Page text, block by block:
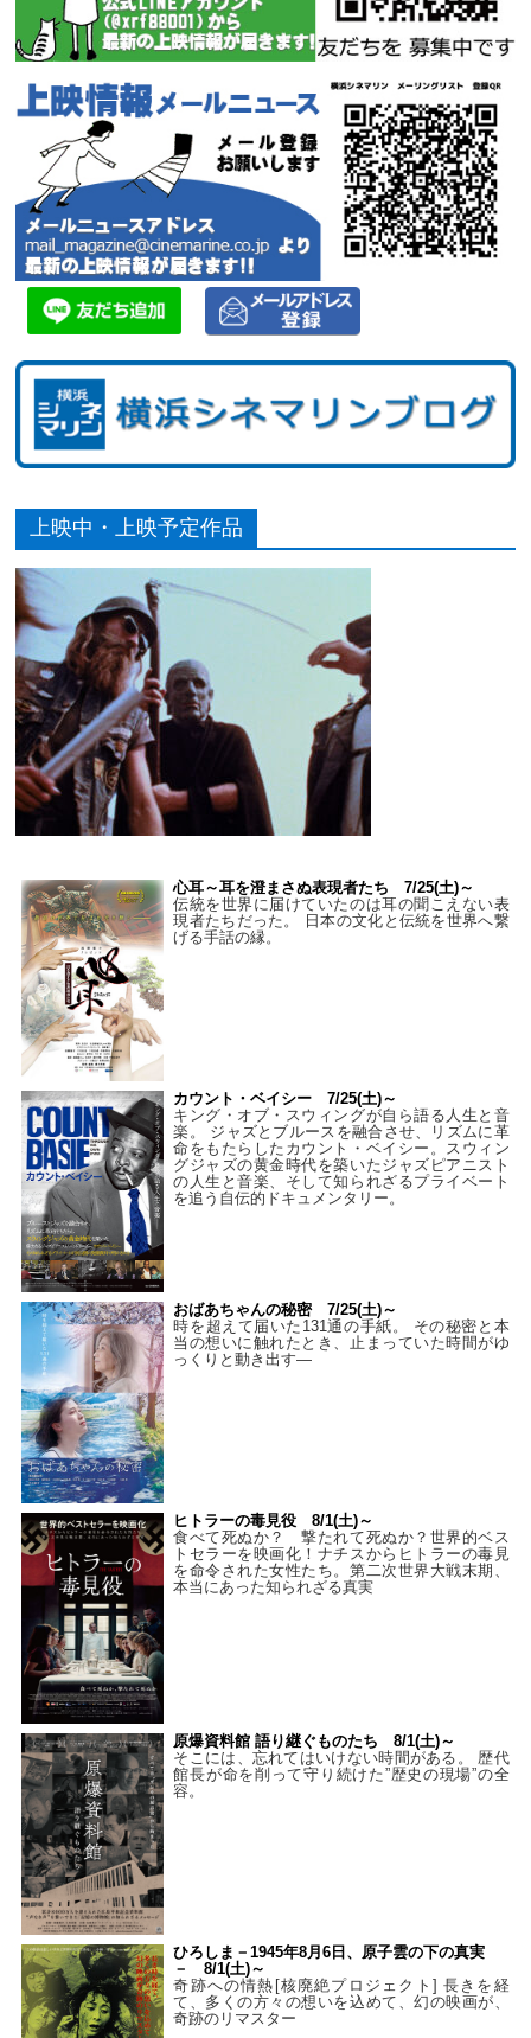
上映中・上映予定作品
心耳～耳を澄まさぬ表現者たち 7/25(土)～
伝統を世界に届けていたのは耳の聞こえない表
現者たちだった。 日本の文化と伝統を世界へ繋
げる手話の縁。
カウント・ベイシー 7/25(土)～
キング・オブ・スウィングが自ら語る人生と音
楽。 ジャズとブルースを融合させ、リズムに革
命をもたらしたカウント・ベイシー。スウィン
グジャズの黄金時代を築いたジャズピアニスト
の人生と音楽、そして知られざるプライベート
を追う自伝的ドキュメンタリー。
おばあちゃんの秘密 7/25(土)～
時を超えて届いた131通の手紙。 その秘密と本
当の想いに触れたとき、止まっていた時間がゆ
っくりと動き出す―
ヒトラーの毒見役 8/1(土)～
食べて死ぬか？ 撃たれて死ぬか？世界的ベス
トセラーを映画化！ナチスからヒトラーの毒見
を命令された女性たち。第二次世界大戦末期、
本当にあった知られざる真実
原爆資料館 語り継ぐものたち 8/1(土)～
そこには、忘れてはいけない時間がある。 歴代
館長が命を削って守り続けた”歴史の現場”の全
容。
ひろしま－1945年8月6日、原子雲の下の真実
－ 8/1(土)～
奇跡への情熱[核廃絶プロジェクト] 長きを経
て、多くの方々の想いを込めて、幻の映画が、
奇跡のリマスター